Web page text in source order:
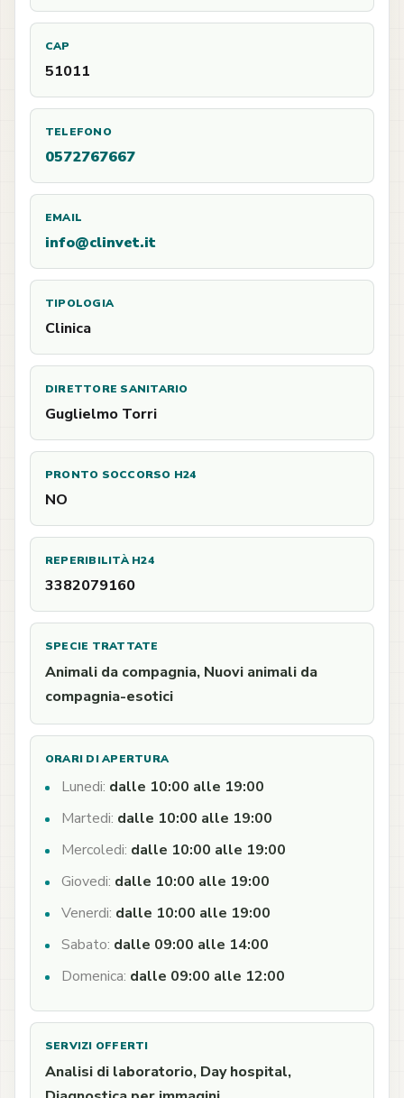
CAP
51011
TELEFONO
0572767667
EMAIL
info@clinvet.it
TIPOLOGIA
Clinica
DIRETTORE SANITARIO
Guglielmo Torri
PRONTO SOCCORSO H24
NO
REPERIBILITÀ H24
3382079160
SPECIE TRATTATE
Animali da compagnia, Nuovi animali da
compagnia-esotici
ORARI DI APERTURA
Lunedi: dalle 10:00 alle 19:00
Martedi: dalle 10:00 alle 19:00
Mercoledi: dalle 10:00 alle 19:00
Giovedi: dalle 10:00 alle 19:00
Venerdi: dalle 10:00 alle 19:00
Sabato: dalle 09:00 alle 14:00
Domenica: dalle 09:00 alle 12:00
SERVIZI OFFERTI
Analisi di laboratorio, Day hospital,